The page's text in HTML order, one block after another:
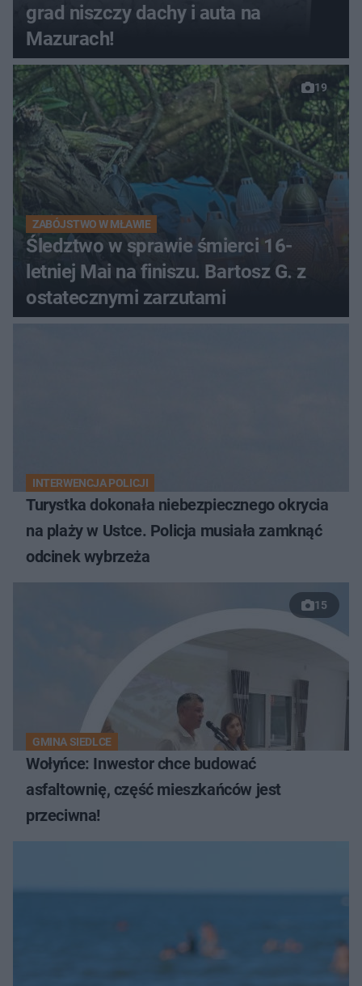
grad niszczy dachy i auta na
Mazurach!
19
ZABÓJSTWO W MŁAWIE
Śledztwo w sprawie śmierci 16-
letniej Mai na finiszu. Bartosz G. z
ostatecznymi zarzutami
INTERWENCJA POLICJI
Turystka dokonała niebezpiecznego okrycia
na plaży w Ustce. Policja musiała zamknąć
odcinek wybrzeża
15
GMINA SIEDLCE
Wołyńce: Inwestor chce budować
asfaltownię, część mieszkańców jest
przeciwna!